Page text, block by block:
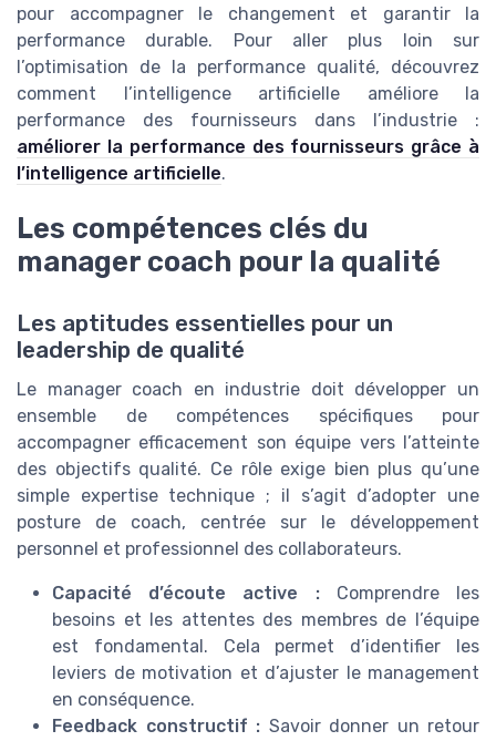
pour accompagner le changement et garantir la
performance durable. Pour aller plus loin sur
l’optimisation de la performance qualité, découvrez
comment l’intelligence artificielle améliore la
performance des fournisseurs dans l’industrie :
améliorer la performance des fournisseurs grâce à
l’intelligence artificielle.
Les compétences clés du
manager coach pour la qualité
Les aptitudes essentielles pour un
leadership de qualité
Le manager coach en industrie doit développer un
ensemble de compétences spécifiques pour
accompagner efficacement son équipe vers l’atteinte
des objectifs qualité. Ce rôle exige bien plus qu’une
simple expertise technique ; il s’agit d’adopter une
posture de coach, centrée sur le développement
personnel et professionnel des collaborateurs.
Capacité d’écoute active :Comprendre les
besoins et les attentes des membres de l’équipe
est fondamental. Cela permet d’identifier les
leviers de motivation et d’ajuster le management
en conséquence.
Feedback constructif : Savoir donner un retour